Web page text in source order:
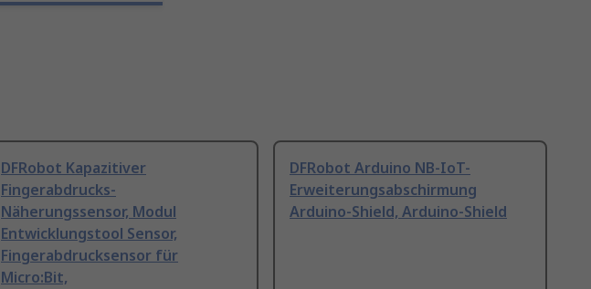
DFRobot Kapazitiver
Fingerabdrucks-
Näherungssensor, Modul
Entwicklungstool Sensor,
Fingerabdrucksensor für
Micro:Bit,
DFRobot Arduino NB-IoT-
Erweiterungsabschirmung
Arduino-Shield, Arduino-Shield